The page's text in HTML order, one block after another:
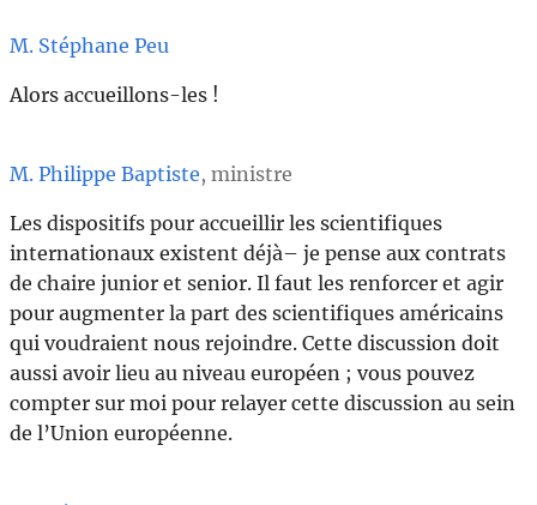
M. Stéphane Peu
Alors accueillons-les !
M. Philippe Baptiste, ministre
Les dispositifs pour accueillir les scientifiques
internationaux existent déjà– je pense aux contrats
de chaire junior et senior. Il faut les renforcer et agir
pour augmenter la part des scientifiques américains
qui voudraient nous rejoindre. Cette discussion doit
aussi avoir lieu au niveau européen ; vous pouvez
compter sur moi pour relayer cette discussion au sein
de l’Union européenne.